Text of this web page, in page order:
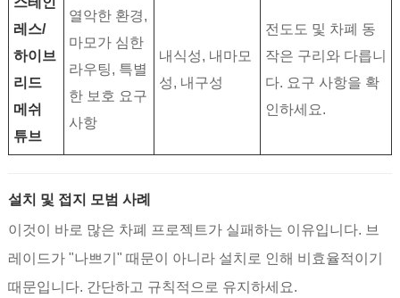
레스/
하이브
리드
메쉬
튜브
열악한 환경,
마모가 심한
라우팅, 특별
한 보호 요구
사항
내식성, 내마모
성, 내구성
전도도 및 차폐 동
작은 구리와 다릅니
다. 요구 사항을 확
인하세요.
설치 및 접지 모범 사례
이것이 바로 많은 차폐 프로젝트가 실패하는 이유입니다. 브
레이드가 "나쁘기" 때문이 아니라 설치로 인해 비효율적이기
때문입니다. 간단하고 규칙적으로 유지하세요.